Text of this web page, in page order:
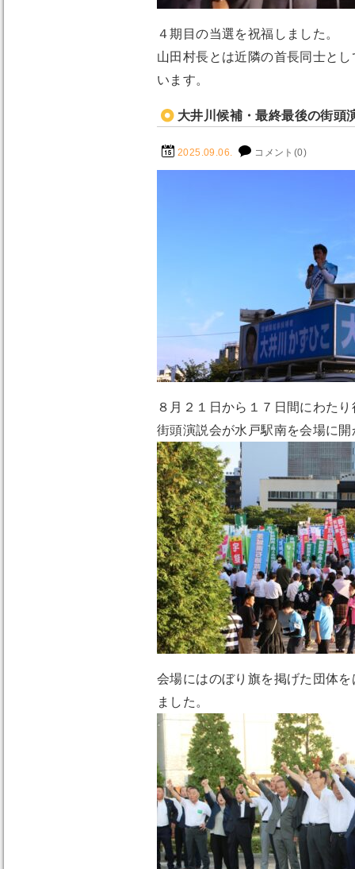
４期目の当選を祝福しました。
山田村長とは近隣の首長同士と
います。
大井川候補・最終最後の街頭
2025.09.06. コメント(0)
８月２１日から１７日間にわた
街頭演説会が水戸駅南を会場に
会場にはのぼり旗を掲げた団体
ました。